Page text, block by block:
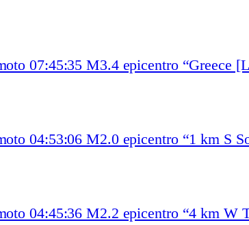
07:45:35 M3.4 epicentro “Greece
04:53:06 M2.0 epicentro “1 km S
04:45:36 M2.2 epicentro “4 km W